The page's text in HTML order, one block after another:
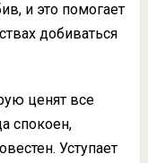
и это помогает
добиваться
ценят все
спокоен,
Уступает